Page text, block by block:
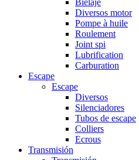
Bielaje
Diversos motor
Pompe à huile
Roulement
Joint spi
Lubrification
Carburation
Escape
Escape
Diversos
Silenciadores
Tubos de escape
Colliers
Ecrous
Transmisión